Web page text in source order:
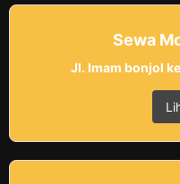
Sewa
Jl. Imam bonjol